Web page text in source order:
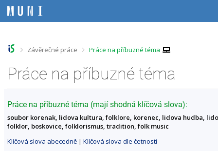
e
e
e
e
>Závěrečné práce >
Práce na příbuzné téma
Práce na příbuzné téma
Práce na příbuzné téma (mají shodná klíčová slova):
soubor korenak, lidova kultura, folklore, korenec, lidova hudba,
folklor, boskovice, folklorismus, tradition, folk music
Klíčová slova abecedně | Klíčová slova dle četnosti